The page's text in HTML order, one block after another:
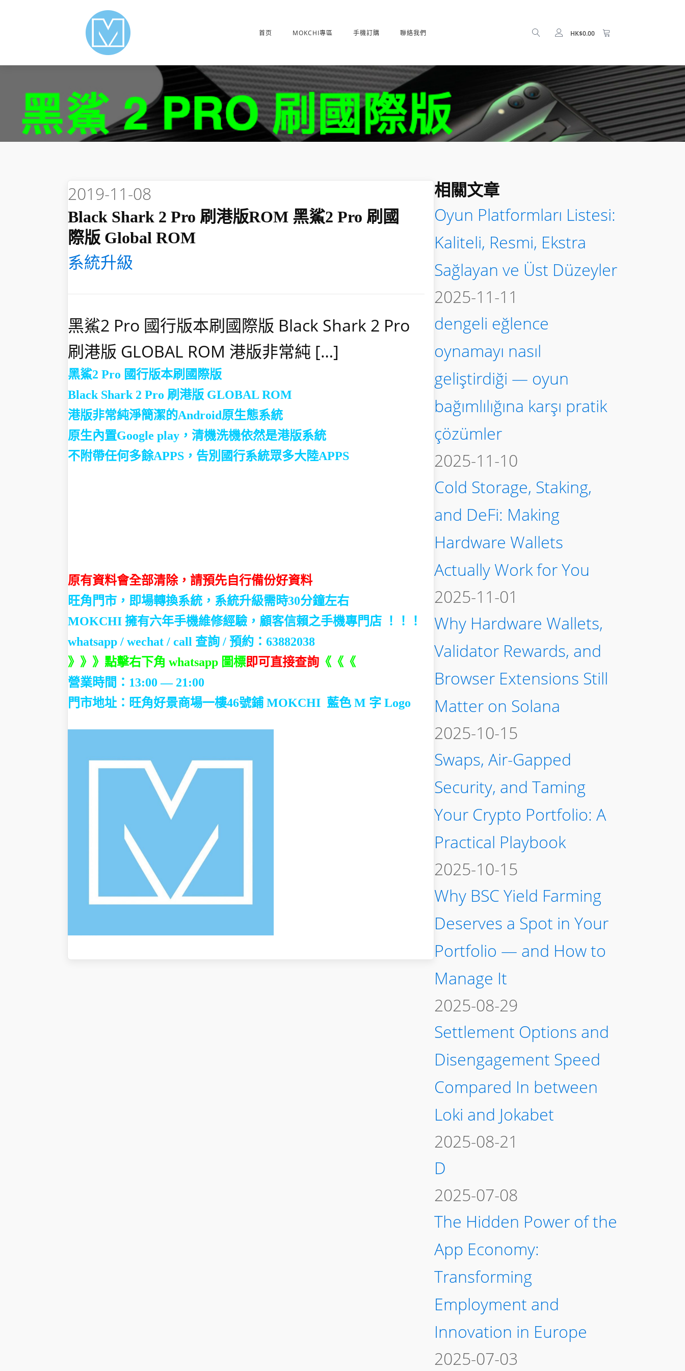
首页 MOKCHI專區 手機訂購 聯絡我們 HK$0.00
2019-11-08
Black Shark 2 Pro 刷港版ROM 黑鯊2 Pro 刷國
際版 Global ROM
系統升級
黑鯊2 Pro 國行版本刷國際版 Black Shark 2 Pro
刷港版 GLOBAL ROM 港版非常純 […]
黑鯊2 Pro 國行版本刷國際版
Black Shark 2 Pro 刷港版 GLOBAL ROM
港版非常純淨簡潔的Android原生態系統
原生內置Google play，清機洗機依然是港版系統
不附帶任何多餘APPS，告別國行系統眾多大陸APPS
原有資料會全部清除，請預先自行備份好資料
旺角門市，即場轉換系統，系統升級需時30分鐘左右
MOKCHI 擁有六年手機維修經驗，顧客信賴之手機專門店 ！！！
whatsapp / wechat / call 查詢 / 預約：63882038
》》》點擊右下角 whatsapp 圖標即可直接查詢 《《《
營業時間：13:00 — 21:00
門市地址： 旺角好景商場一樓46號鋪 MOKCHI 藍色 M 字 Logo
相關文章
Oyun Platformları Listesi:
Kaliteli, Resmi, Ekstra
Sağlayan ve Üst Düzeyler
2025-11-11
dengeli eğlence
oynamayı nasıl
geliştirdiği — oyun
bağımlılığına karşı pratik
çözümler
2025-11-10
Cold Storage, Staking,
and DeFi: Making
Hardware Wallets
Actually Work for You
2025-11-01
Why Hardware Wallets,
Validator Rewards, and
Browser Extensions Still
Matter on Solana
2025-10-15
Swaps, Air-Gapped
Security, and Taming
Your Crypto Portfolio: A
Practical Playbook
2025-10-15
Why BSC Yield Farming
Deserves a Spot in Your
Portfolio — and How to
Manage It
2025-08-29
Settlement Options and
Disengagement Speed
Compared In between
Loki and Jokabet
2025-08-21
D
2025-07-08
The Hidden Power of the
App Economy:
Transforming
Employment and
Innovation in Europe
2025-07-03